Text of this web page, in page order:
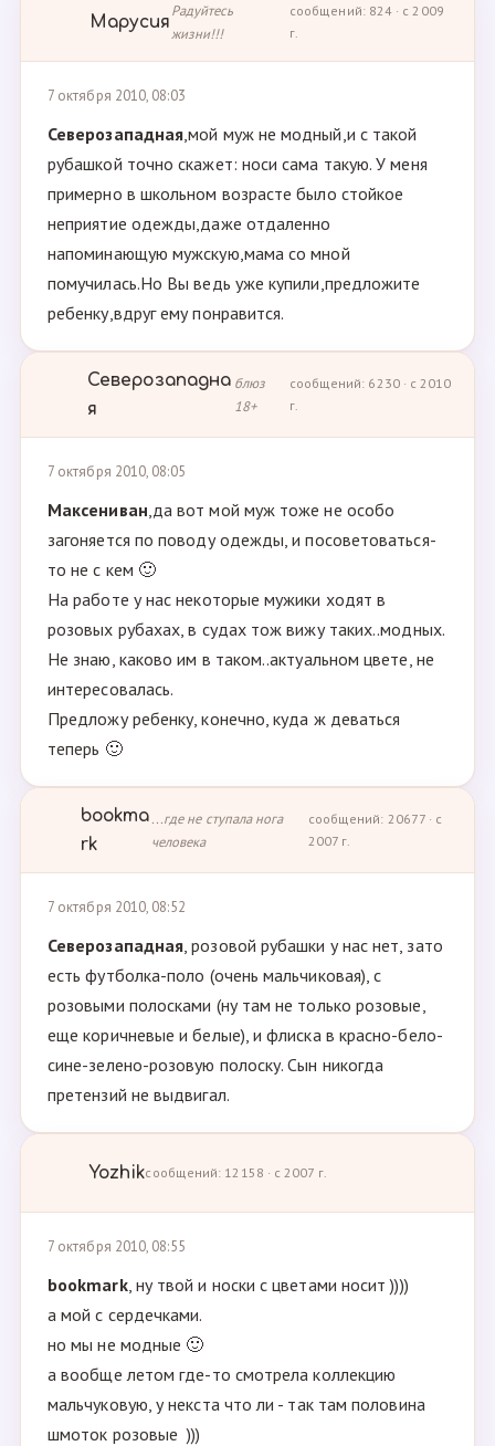
Марусия
Радуйтесь
жизни!!!
сообщений: 824 · с 2009
г.
7 октября 2010, 08:03
Северозападная,мой муж не модный,и с такой
рубашкой точно скажет: носи сама такую. У меня
примерно в школьном возрасте было стойкое
неприятие одежды,даже отдаленно
напоминающую мужскую,мама со мной
помучилась.Но Вы ведь уже купили,предложите
ребенку,вдруг ему понравится.
Северозападна
я
блюз
18+
сообщений: 6230 · с 2010
г.
7 октября 2010, 08:05
Максениван,да вот мой муж тоже не особо
загоняется по поводу одежды, и посоветоваться-
то не с кем 🙂
На работе у нас некоторые мужики ходят в
розовых рубахах, в судах тож вижу таких..модных.
Не знаю, каково им в таком..актуальном цвете, не
интересовалась.
Предложу ребенку, конечно, куда ж деваться
теперь 🙂
bookma
rk
...где не ступала нога
человека
сообщений: 20677 · с
2007 г.
7 октября 2010, 08:52
Северозападная, розовой рубашки у нас нет, зато
есть футболка-поло (очень мальчиковая), с
розовыми полосками (ну там не только розовые,
еще коричневые и белые), и флиска в красно-бело-
сине-зелено-розовую полоску. Сын никогда
претензий не выдвигал.
Yozhikсообщений: 12158 · с 2007 г.
7 октября 2010, 08:55
bookmark, ну твой и носки с цветами носит ))))
а мой с сердечками.
но мы не модные 🙂
а вообще летом где-то смотрела коллекцию
мальчуковую, у некста что ли - так там половина
шмоток розовые )))